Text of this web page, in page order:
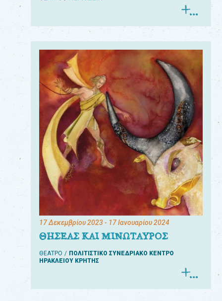
17 Δεκεμβρίου 2023- 17 Ιανουαρίου 2024
ΘΗΣΕΑΣ ΚΑΙ ΜΙΝΩΤΑΥΡΟΣ
ΘΕΑΤΡΟ
ΠΟΛΙΤΙΣΤΙΚΟ ΣΥΝΕΔΡΙΑΚΟ ΚΕΝΤΡΟ
ΗΡΑΚΛΕΙΟΥ ΚΡΗΤΗΣ